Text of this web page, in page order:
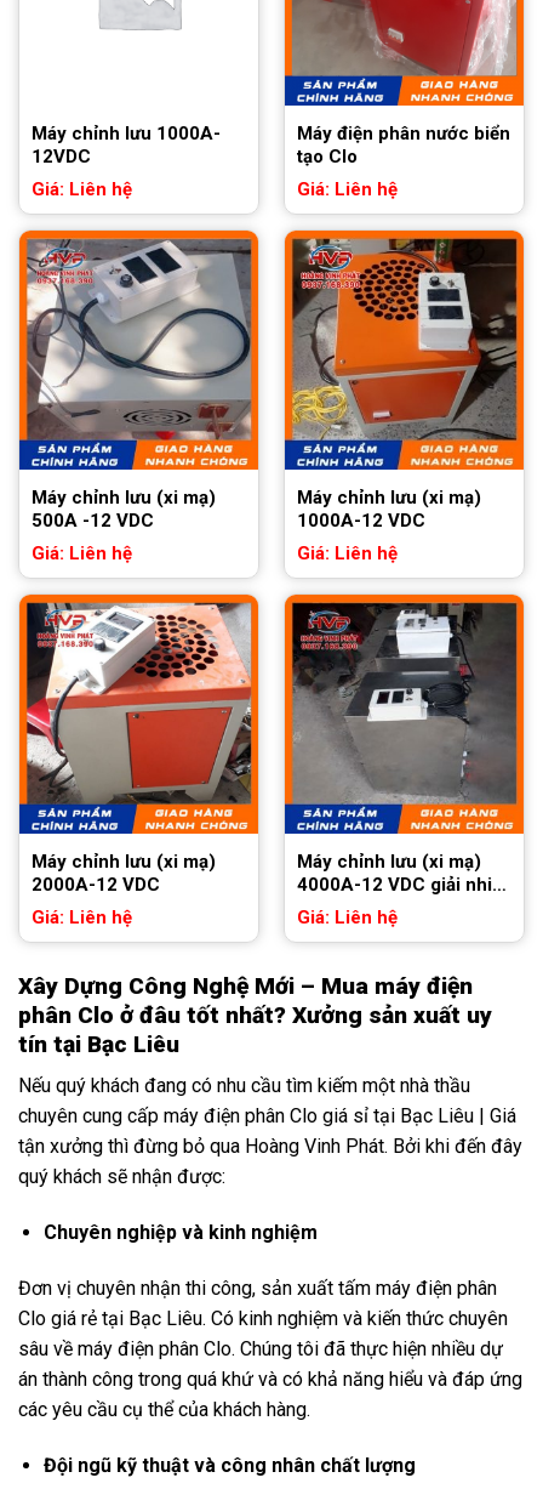
Máy chỉnh lưu 1000A-
12VDC
Giá: Liên hệ
Máy điện phân nước biển
tạo Clo
Giá: Liên hệ
Máy chỉnh lưu (xi mạ)
500A -12 VDC
Giá: Liên hệ
Máy chỉnh lưu (xi mạ)
1000A-12 VDC
Giá: Liên hệ
Máy chỉnh lưu (xi mạ)
2000A-12 VDC
Giá: Liên hệ
Máy chỉnh lưu (xi mạ)
4000A-12 VDC giải nhiệt
nước
Giá: Liên hệ
Xây Dựng Công Nghệ Mới – Mua máy điện
phân Clo ở đâu tốt nhất? Xưởng sản xuất uy
tín tại Bạc Liêu
Nếu quý khách đang có nhu cầu tìm kiếm một nhà thầu
chuyên cung cấp máy điện phân Clo giá sỉ tại Bạc Liêu | Giá
tận xưởng thì đừng bỏ qua Hoàng Vinh Phát. Bởi khi đến đây
quý khách sẽ nhận được:
Chuyên nghiệp và kinh nghiệm
Đơn vị chuyên nhận thi công, sản xuất tấm máy điện phân
Clo giá rẻ tại Bạc Liêu. Có kinh nghiệm và kiến thức chuyên
sâu về máy điện phân Clo. Chúng tôi đã thực hiện nhiều dự
án thành công trong quá khứ và có khả năng hiểu và đáp ứng
các yêu cầu cụ thể của khách hàng.
Đội ngũ kỹ thuật và công nhân chất lượng